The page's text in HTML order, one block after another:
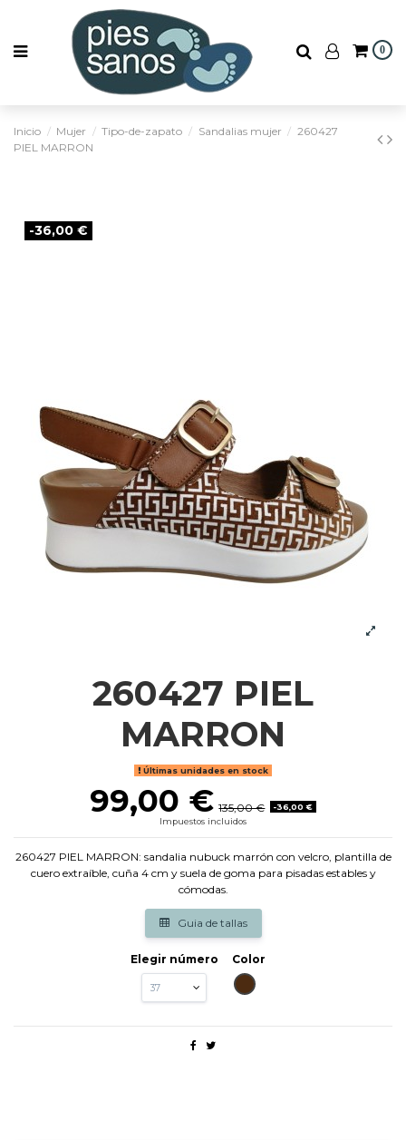
0
Inicio Mujer Tipo-de-zapato Sandalias mujer
260427
PIEL MARRON
-36,00 €
260427 PIEL
MARRON
Últimas unidades en stock
99,00 € 135,00 €
-36,00 €
Impuestos incluidos
260427 PIEL MARRON: sandalia nubuck marrón con velcro, plantilla de
cuero extraíble, cuña 4 cm y suela de goma para pisadas estables y
cómodas.
Guia de tallas
Elegir número
Color
MARRON